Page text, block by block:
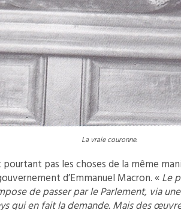
La vraie couronne.
pas les choses de la même
d’Emmanuel Macron. «Le
de passer par le Parlement, via
qui en fait la demande. Mais des